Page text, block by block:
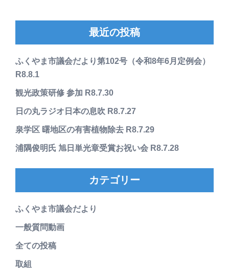
最近の投稿
ふくやま市議会だより第102号（令和8年6月定例会）
R8.8.1
観光政策研修 参加 R8.7.30
日の丸ラジオ日本の息吹 R8.7.27
泉学区 曙地区の有害植物除去 R8.7.29
浦隅俊明氏 旭日単光章受賞お祝い会 R8.7.28
カテゴリー
ふくやま市議会だより
一般質問動画
全ての投稿
取組